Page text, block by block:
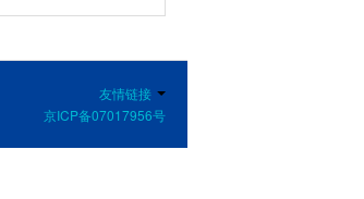
友情链接
京ICP备07017956号